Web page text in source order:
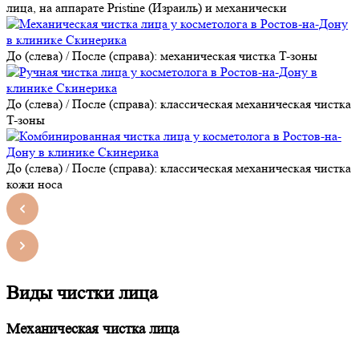
лица, на аппарате Pristine (Израиль) и механически
До (слева) / После (справа): механическая чистка T-зоны
До (слева) / После (справа): классическая механическая чистка
T-зоны
До (слева) / После (справа): классическая механическая чистка
кожи носа
Виды чистки лица
Механическая чистка лица